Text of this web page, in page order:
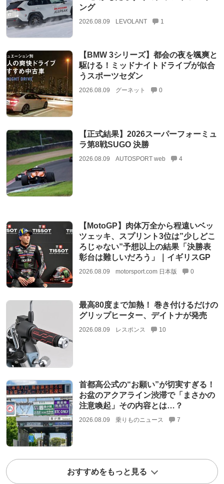
ング
2026.08.09 LEVOLANT 1
【BMW 3シリーズ】都会の夜を颯爽と
駆ける！ミッドナイトドライブが似合
うスポーツセダン
2026.08.09 グーネット 0
【正式結果】2026スーパーフォーミュ
ラ第8戦SUGO 決勝
2026.08.09 AUTOSPORT web 4
【MotoGP】肉体万全から程遠いベッ
ツェッキ、スプリント3位は”少しどこ
ろじゃない”予想以上の結果「決勝表
彰台は難しいだろう」｜イギリスGP
2026.08.09 motorsport.com 日本版 0
最高80度まで加熱！ 巻き付けるだけの
グリップヒーター、デイトナが発売
2026.08.09 レスポンス 10
首都高公式の“お願い”が切実すぎる！
お盆のアクアライン渋滞で「まさかの
注意喚起」その内容とは…？
2026.08.09 乗りものニュース 7
おすすめをもっと見る